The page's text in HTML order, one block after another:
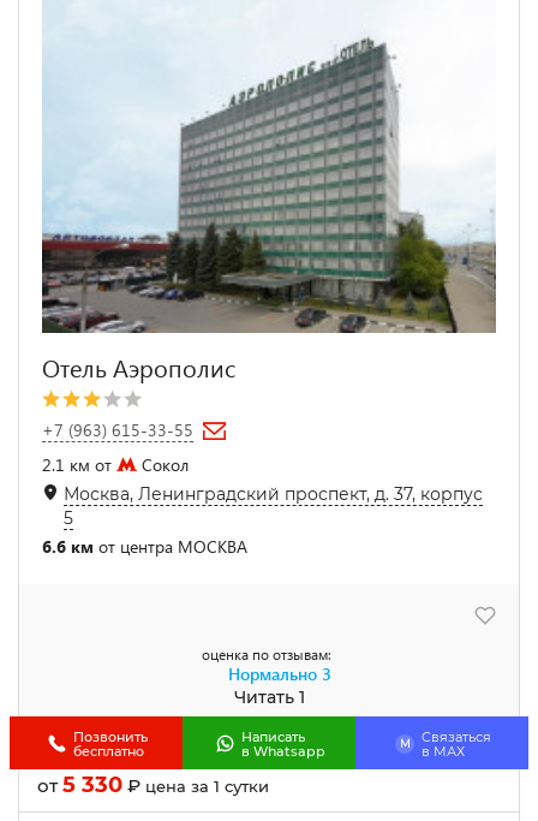
Отель Аэрополис
+7 (963) 615-33-55
2.1 км от
Сокол
Москва, Ленинградский проспект, д. 37, корпус
5
6.6 км от центра МОСКВА
оценка по отзывам:
Нормально 3
Читать 1
Стандарт с двумя раздельными кроватями
от5 330 ₽ цена за 1 сутки
Позвонить
бесплатно
Написать
в Whatsapp
M
Связаться
в МАХ